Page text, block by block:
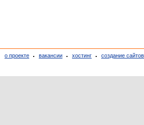
о проекте вакансии хостинг создание сайтов